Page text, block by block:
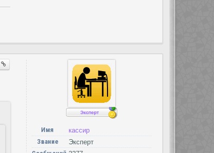
Имя
кассир
Звание
Эксперт